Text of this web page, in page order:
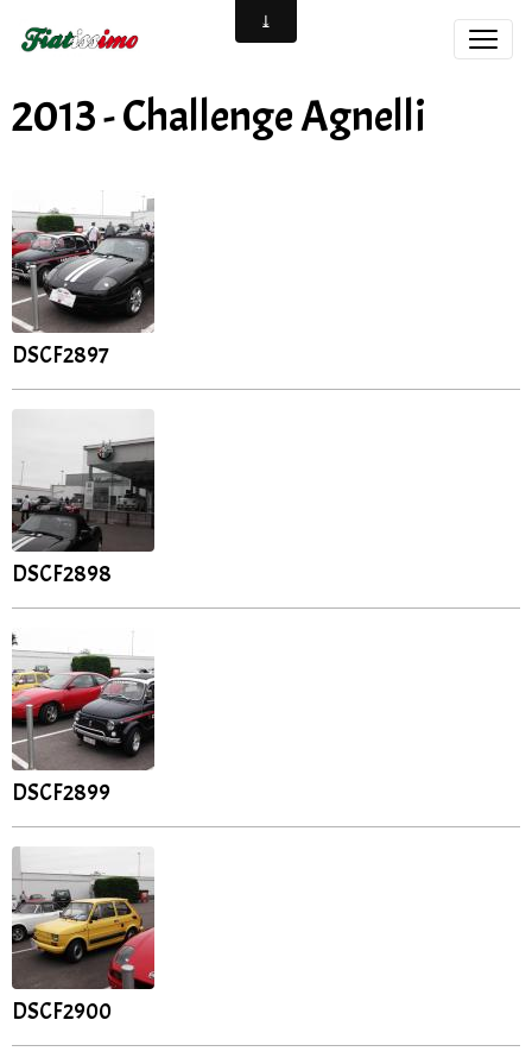
2013 - Challenge Agnelli
DSCF2897
DSCF2898
DSCF2899
DSCF2900